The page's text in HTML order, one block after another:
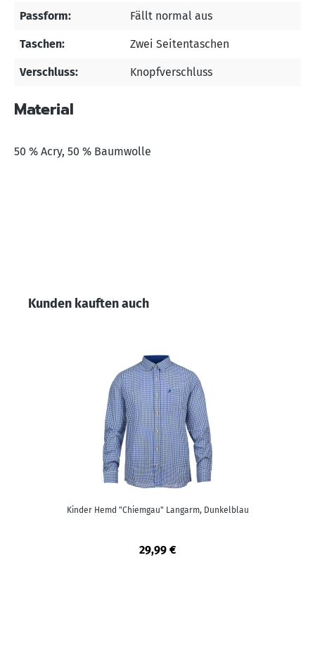
Passform: Fällt normal aus
Taschen: Zwei Seitentaschen
Verschluss: Knopfverschluss
Material
50 % Acry, 50 % Baumwolle
Produktgalerie überspringen
Kunden kauften auch
Kinder Hemd "Chiemgau" Langarm, Dunkelblau
29,99 €